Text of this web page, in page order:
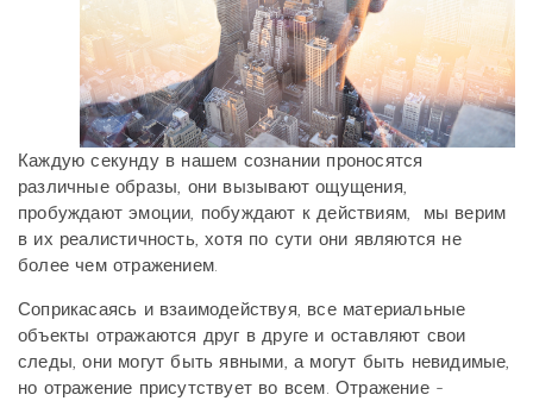
Каждую секунду в нашем сознании проносятся
различные образы, они вызывают ощущения,
пробуждают эмоции, побуждают к действиям, мы верим
в их реалистичность, хотя по сути они являются не
более чем отражением.
Соприкасаясь и взаимодействуя, все материальные
объекты отражаются друг в друге и оставляют свои
следы, они могут быть явными, а могут быть невидимые,
но отражение присутствует во всем. Отражение -